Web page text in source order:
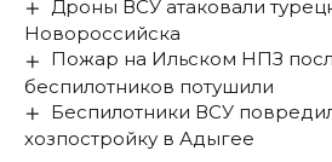
Дроны ВСУ атаковали
Новороссийска
Пожар на Ильском НПЗ
беспилотников потушили
Беспилотники ВСУ
хозпостройку в Адыгее